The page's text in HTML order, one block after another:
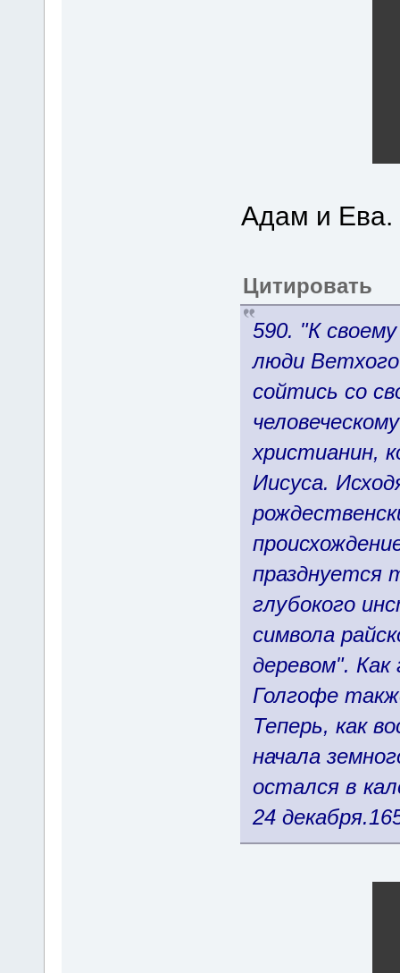
Адам и Ева.
Цитировать
590. "К
люди
сойтись со
христианин,
Иисуса.
празднуется
глубокого
символа
деревом". Как
Голгофе
Теперь, как
начала
остался в
24